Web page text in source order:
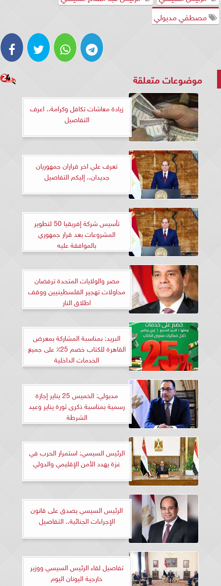
مصطفي مدبولي
موضوعات متعلقة
زيادة معاشات تكافل وكرامة.. اعرف
التفاصيل
تعرف علي اخر قراران جمهوريان
جديدان.. إليكم التفاصيل
تأسيس شركة إفريقيا 50 لتطوير
المشروعات بعد قرار جمهوري
بالموافقة عليه
مصر والولايات المتحدة ترفضان
محاولات تهجير الفلسطينيين ووقف
اطلاق النار
البريد: بمناسبة المشاركة بمعرض
القاهرة للكتاب خصم 25٪ على جميع
الخدمات الداخلية
مدبولي: الخميس 25 يناير إجازة
رسمية بمناسبة ذكرى ثورة يناير وعيد
الشرطة
الرئيس السيسي: استمرار الحرب في
غزة يهدد الأمن الإقليمي والدولي
الرئيس السيسي يصدق على قانون
الإجراءات الجنائية.. التفاصيل
تفاصيل لقاء الرئيس السيسي ووزير
خارجية اليونان اليوم